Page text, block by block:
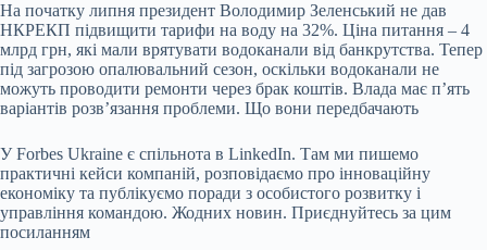
На початку липня президент Володимир Зеленський не дав
НКРЕКП підвищити тарифи на воду на 32%. Ціна питання – 4
млрд грн, які мали врятувати водоканали від банкрутства. Тепер
під загрозою опалювальний сезон, оскільки водоканали не
можуть проводити ремонти через брак коштів. Влада має пʼять
варіантів розвʼязання проблеми. Що вони передбачають
У Forbes Ukraine є спільнота в LinkedIn. Там ми пишемо
практичні кейси компаній, розповідаємо про інноваційну
економіку та публікуємо поради з особистого розвитку і
управління командою. Жодних новин. Приєднуйтесь за цим
посиланням